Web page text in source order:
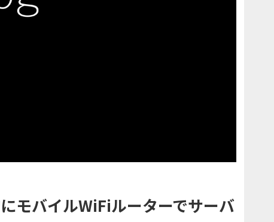
モバイルWiFiルーターでサーバ